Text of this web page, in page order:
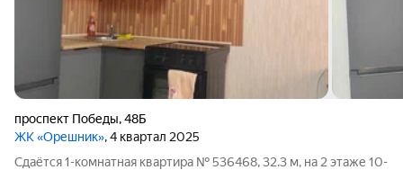
проспект Победы,48Б
ЖК «Орешник», 4 квартал 2025
Сдаётся 1-комнатная квартира № 536468, 32.3 м, на 2 этаже 10-